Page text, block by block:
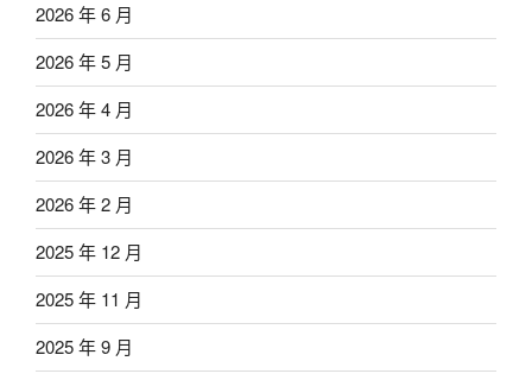
2026 年 6 月
2026 年 5 月
2026 年 4 月
2026 年 3 月
2026 年 2 月
2025 年 12 月
2025 年 11 月
2025 年 9 月